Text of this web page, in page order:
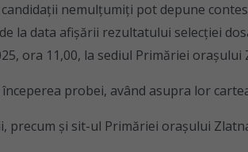
nemulţumiţi pot depune
la data afişării rezultatului selecţiei
ora 11,00, la sediul Primăriei oraşului
probei, având asupra lor
precum şi sit-ul Primăriei oraşului